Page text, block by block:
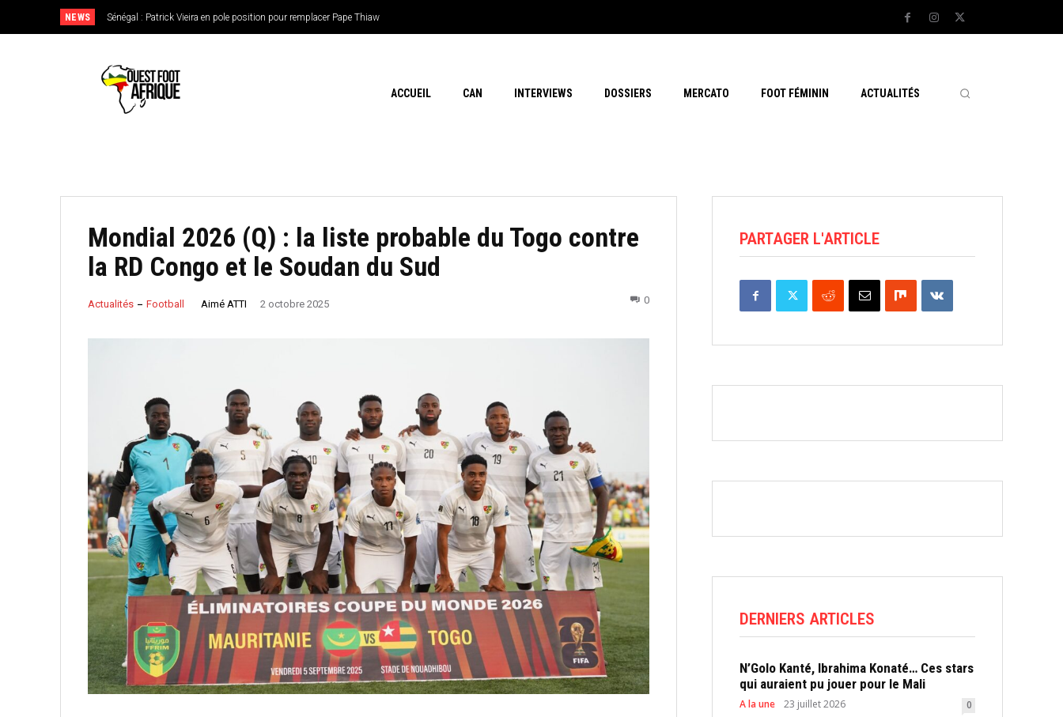
NEWS Sénégal : Patrick Vieira en pole position pour remplacer Pape Thiaw
CAN féminine 2026 : le Nigeria en favori, le Burkina Faso en outsider…Les chances de l’Afrique
de l’Ouest
ACCUEIL CAN INTERVIEWS DOSSIERS MERCATO FOOT FÉMININ ACTUALITÉS
Mondial 2026 (Q) : la liste probable du Togo contre
la RD Congo et le Soudan du Sud
Actualités Football Aimé ATTI 2 octobre 2025 0
PARTAGER L'ARTICLE
DERNIERS ARTICLES
N’Golo Kanté, Ibrahima Konaté… Ces stars
qui auraient pu jouer pour le Mali
A la une 23 juillet 2026 0